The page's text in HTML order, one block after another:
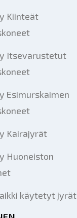
Kiinteät
Itsevarustetut
Esimurskaimen
Kairajyrät
Huoneiston
käytetyt jyrät